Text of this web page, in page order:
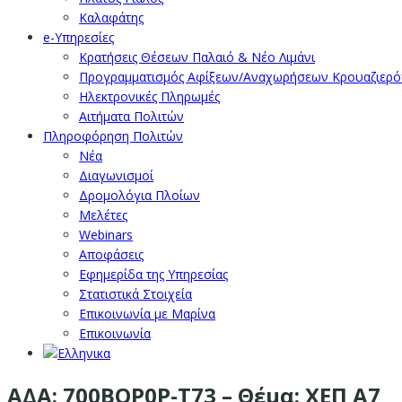
Καλαφάτης
e-Υπηρεσίες
Κρατήσεις Θέσεων Παλαιό & Νέο Λιμάνι
Προγραμματισμός Αφίξεων/Αναχωρήσεων
Ηλεκτρονικές Πληρωμές
Αιτήματα Πολιτών
Πληροφόρηση Πολιτών
Νέα
Διαγωνισμοί
Δρομολόγια Πλοίων
Μελέτες
Webinars
Αποφάσεις
Εφημερίδα της Υπηρεσίας
Στατιστικά Στοιχεία
Επικοινωνία με Μαρίνα
Επικοινωνία
ΑΔΑ: 700ΒΟΡ0Ρ-Τ73 – Θέμα: ΧΕΠ Α7